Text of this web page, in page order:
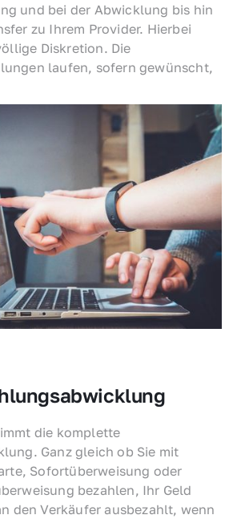
und bei der Abwicklung bis hin
zu Ihrem Provider. Hierbei
Diskretion. Die
laufen, sofern gewünscht,
die komplette
Ganz gleich ob Sie mit
Sofortüberweisung oder
bezahlen, Ihr Geld
den Verkäufer ausbezahlt, wenn